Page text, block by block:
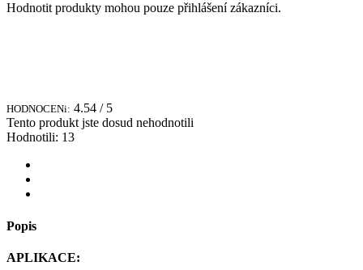
Hodnotit produkty mohou pouze přihlášení zákazníci.
HODNOCENi: 4.54 / 5
Tento produkt jste dosud nehodnotili
Hodnotili: 13
Popis
APLIKACE: